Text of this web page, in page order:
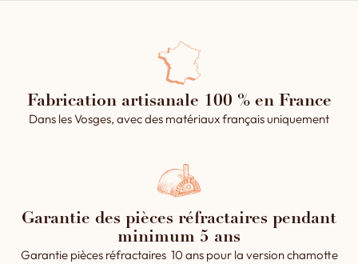
Fabrication artisanale 100 % en France
Dans les Vosges, avec des matériaux français uniquement
Garantie des pièces réfractaires pendant
minimum 5 ans
Garantie pièces réfractaires 10 ans pour la version chamotte